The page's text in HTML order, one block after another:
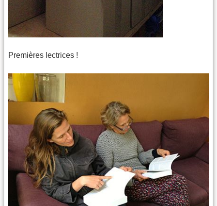
Premières lectrices !